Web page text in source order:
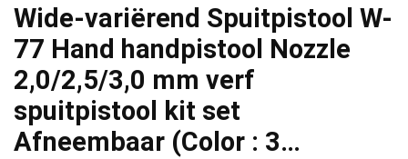
Wide-variërend Spuitpistool W-
77 Hand handpistool Nozzle
2,0/2,5/3,0 mm verf
spuitpistool kit set
Afneembaar (Color : 3…